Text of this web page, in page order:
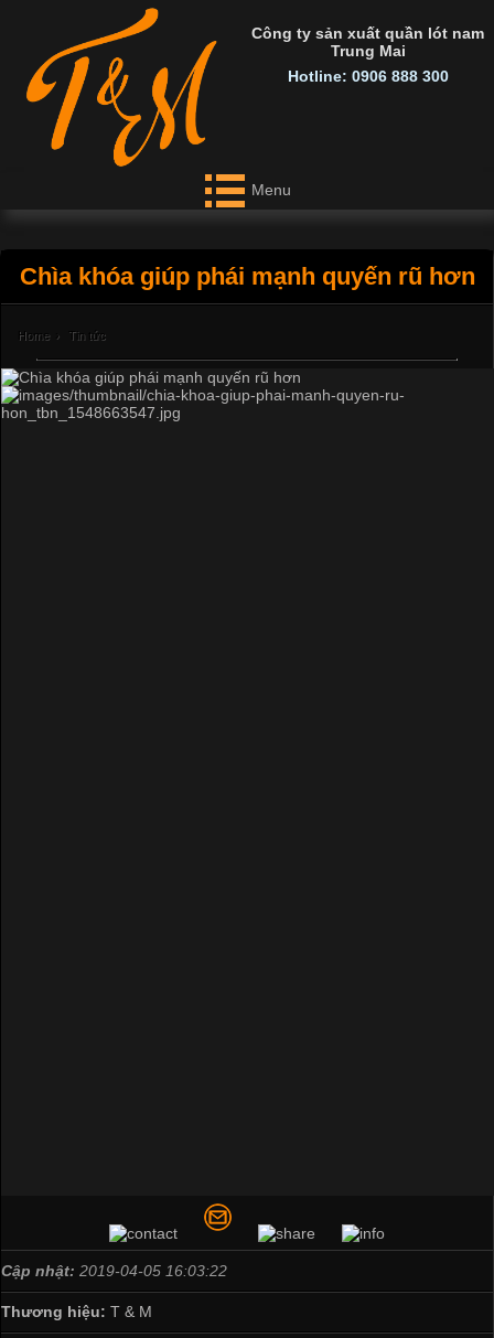
Công ty sản xuất quần lót nam
Trung Mai
Hotline: 0906 888 300
Menu
Chìa khóa giúp phái mạnh quyến rũ hơn
Home › Tin tức
Cập nhật: 2019-04-05 16:03:22
Thương hiệu: T & M